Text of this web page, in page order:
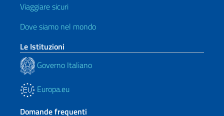
Viaggiare sicuri
Dove siamo nel mondo
Le Istituzioni
Governo Italiano
Europa.eu
Domande frequenti